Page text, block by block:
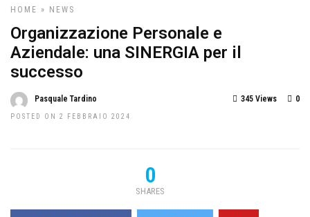
HOME » NEWS
Organizzazione Personale e
Aziendale: una SINERGIA per il
successo
Pasquale Tardino
POSTED ON 2 FEBBRAIO 2024
0
345 Views
0
SHARES